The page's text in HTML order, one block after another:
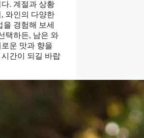
. 계절과 상황
와인의 다양한
경험해 보세
택하든, 남은 와
운 맛과 향을
간이 되길 바랍